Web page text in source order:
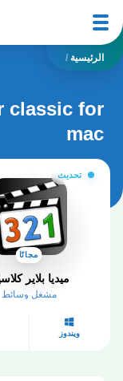
الرئيسية /
classic for
mac
تحديث
مجانًا
ميديا بلاير
مشغل وسائط
ويندوز